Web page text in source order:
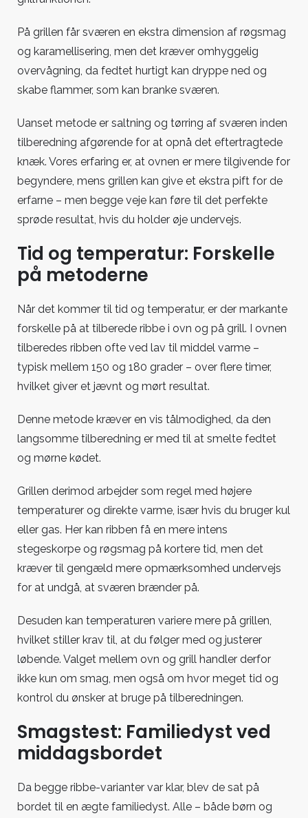
På grillen får sværen en ekstra dimension af røgsmag
og karamellisering, men det kræver omhyggelig
overvågning, da fedtet hurtigt kan dryppe ned og
skabe flammer, som kan branke sværen.
Uanset metode er saltning og tørring af sværen inden
tilberedning afgørende for at opnå det eftertragtede
knæk. Vores erfaring er, at ovnen er mere tilgivende for
begyndere, mens grillen kan give et ekstra pift for de
erfarne – men begge veje kan føre til det perfekte
sprøde resultat, hvis du holder øje undervejs.
Tid og temperatur: Forskelle
på metoderne
Når det kommer til tid og temperatur, er der markante
forskelle på at tilberede ribbe i ovn og på grill. I ovnen
tilberedes ribben ofte ved lav til middel varme –
typisk mellem 150 og 180 grader – over flere timer,
hvilket giver et jævnt og mørt resultat.
Denne metode kræver en vis tålmodighed, da den
langsomme tilberedning er med til at smelte fedtet
og mørne kødet.
Grillen derimod arbejder som regel med højere
temperaturer og direkte varme, især hvis du bruger kul
eller gas. Her kan ribben få en mere intens
stegeskorpe og røgsmag på kortere tid, men det
kræver til gengæld mere opmærksomhed undervejs
for at undgå, at sværen brænder på.
Desuden kan temperaturen variere mere på grillen,
hvilket stiller krav til, at du følger med og justerer
løbende. Valget mellem ovn og grill handler derfor
ikke kun om smag, men også om hvor meget tid og
kontrol du ønsker at bruge på tilberedningen.
Smagstest: Familiedyst ved
middagsbordet
Da begge ribbe-varianter var klar, blev de sat på
bordet til en ægte familiedyst. Alle – både børn og